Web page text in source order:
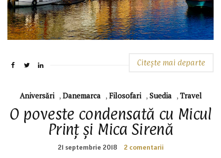
Citește mai departe
Aniversări , Danemarca , Filosofari , Suedia , Travel
O poveste condensată cu Micul
Prinț și Mica Sirenă
21 septembrie 2018 2 comentarii